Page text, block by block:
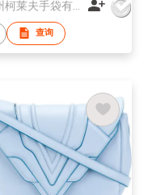
查询